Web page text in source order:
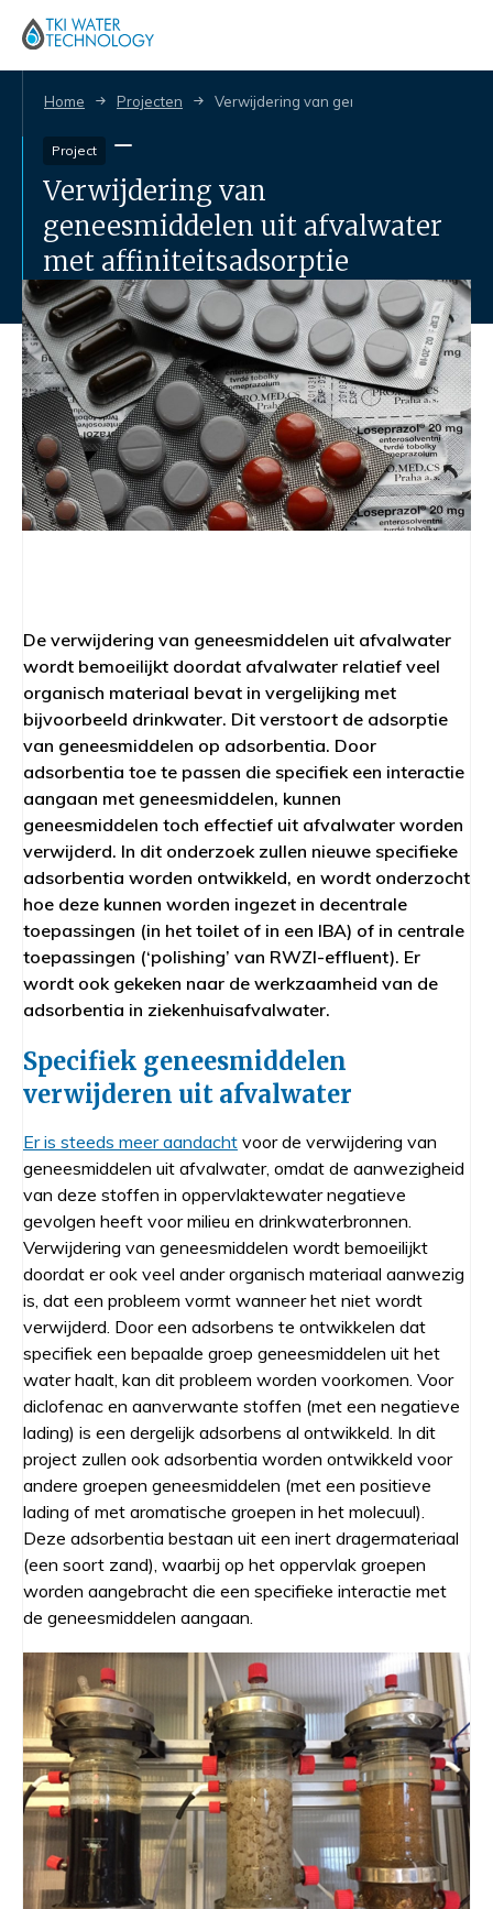
Home Projecten Verwijdering van geneesmiddelen uit
Project
Verwijdering van
geneesmiddelen uit afvalwater
met affiniteitsadsorptie
De verwijdering van geneesmiddelen uit afvalwater
wordt bemoeilijkt doordat afvalwater relatief veel
organisch materiaal bevat in vergelijking met
bijvoorbeeld drinkwater. Dit verstoort de adsorptie
van geneesmiddelen op adsorbentia. Door
adsorbentia toe te passen die specifiek een interactie
aangaan met geneesmiddelen, kunnen
geneesmiddelen toch effectief uit afvalwater worden
verwijderd. In dit onderzoek zullen nieuwe specifieke
adsorbentia worden ontwikkeld, en wordt onderzocht
hoe deze kunnen worden ingezet in decentrale
toepassingen (in het toilet of in een IBA) of in centrale
toepassingen (‘polishing’ van RWZI-effluent). Er
wordt ook gekeken naar de werkzaamheid van de
adsorbentia in ziekenhuisafvalwater.
Specifiek geneesmiddelen
verwijderen uit afvalwater
Er is steeds meer aandacht voor de verwijdering van
geneesmiddelen uit afvalwater, omdat de aanwezigheid
van deze stoffen in oppervlaktewater negatieve
gevolgen heeft voor milieu en drinkwaterbronnen.
Verwijdering van geneesmiddelen wordt bemoeilijkt
doordat er ook veel ander organisch materiaal aanwezig
is, dat een probleem vormt wanneer het niet wordt
verwijderd. Door een adsorbens te ontwikkelen dat
specifiek een bepaalde groep geneesmiddelen uit het
water haalt, kan dit probleem worden voorkomen. Voor
diclofenac en aanverwante stoffen (met een negatieve
lading) is een dergelijk adsorbens al ontwikkeld. In dit
project zullen ook adsorbentia worden ontwikkeld voor
andere groepen geneesmiddelen (met een positieve
lading of met aromatische groepen in het molecuul).
Deze adsorbentia bestaan uit een inert dragermateriaal
(een soort zand), waarbij op het oppervlak groepen
worden aangebracht die een specifieke interactie met
de geneesmiddelen aangaan.